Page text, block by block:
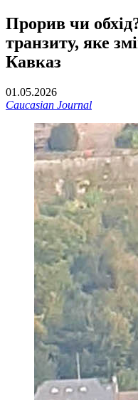
Прорив чи
транзиту, яке
Кавказ
01.05.2026
Caucasian Journal